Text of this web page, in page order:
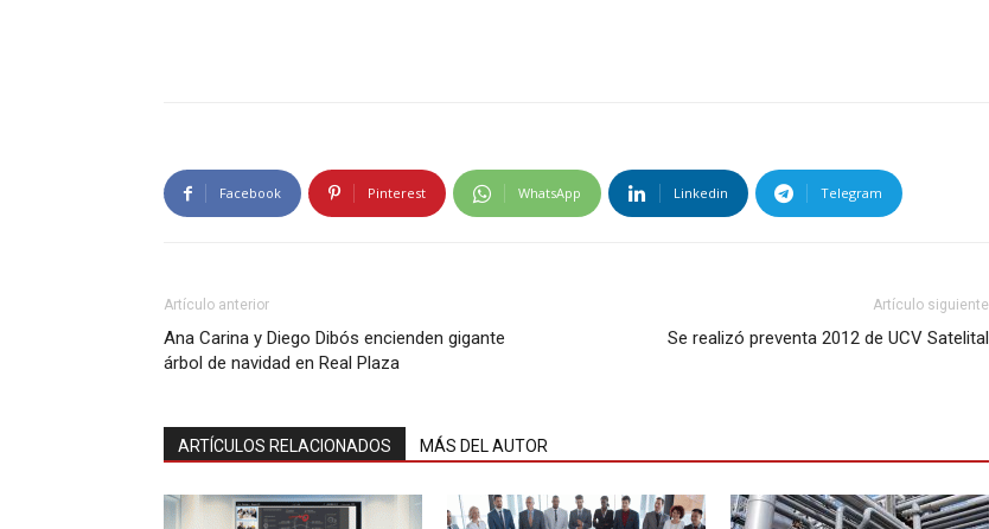
Facebook Pinterest WhatsApp Linkedin Telegram
Artículo anterior
Ana Carina y Diego Dibós encienden gigante
árbol de navidad en Real Plaza
Artículo siguiente
Se realizó preventa 2012 de UCV Satelital
ARTÍCULOS RELACIONADOS MÁS DEL AUTOR